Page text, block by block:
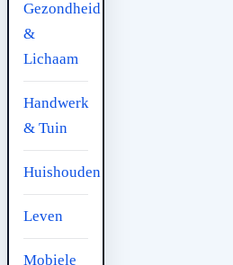
Gezondheid
&
Lichaam
Handwerk
& Tuin
Huishouden
Leven
Mobiele